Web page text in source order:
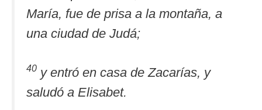
María, fue de prisa a la montaña, a
una ciudad de Judá;
40 y entró en casa de Zacarías, y
saludó a Elisabet.